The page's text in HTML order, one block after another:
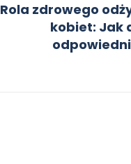
Rola zdrowego
kobiet: Jak